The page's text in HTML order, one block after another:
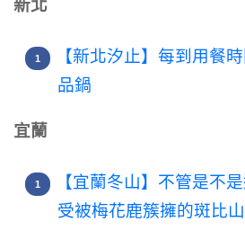
新北
【新北汐止】每到用餐
品鍋
宜蘭
【宜蘭冬山】不管是不
受被梅花鹿簇擁的斑比